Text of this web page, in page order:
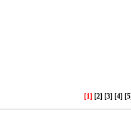
[1] [2] [3] [4]